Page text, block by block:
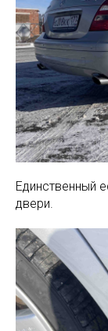
Единственный
двери.